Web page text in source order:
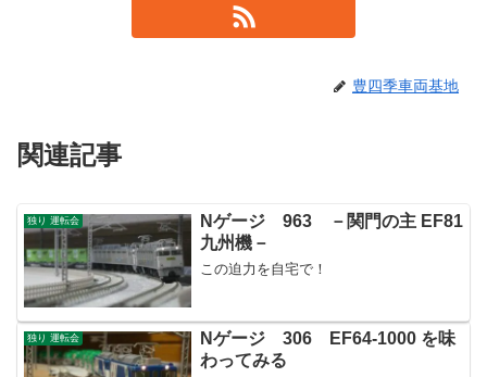
豊四季車両基地
関連記事
独り 運転会
Nゲージ 963 －関門の主 EF81
九州機－
この迫力を自宅で！
独り 運転会
Nゲージ 306 EF64-1000 を味
わってみる